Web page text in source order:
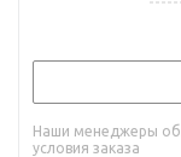
Наши менеджеры
условия заказа